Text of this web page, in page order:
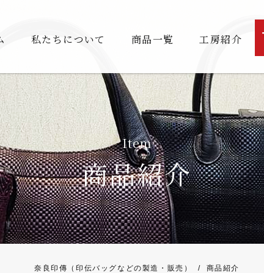
私たちについて 商品一覧 工房紹介
Item
商品紹介
奈良印傳（印伝バッグなどの製造・販売） / 商品紹介